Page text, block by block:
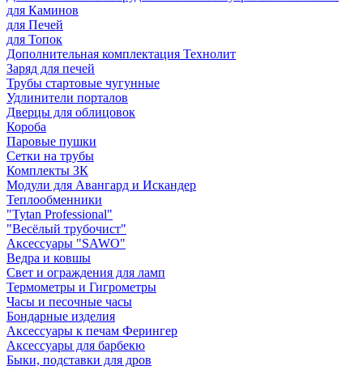
для Каминов
для Печей
для Топок
Дополнительная комплектация Технолит
Заряд для печей
Трубы стартовые чугунные
Удлинители порталов
Дверцы для облицовок
Короба
Паровые пушки
Сетки на трубы
Комплекты ЗК
Модули для Авангард и Искандер
Теплообменники
"Tytan Professional"
"Весёлый трубочист"
Аксессуары "SAWO"
Ведра и ковшы
Свет и ограждения для ламп
Термометры и Гигрометры
Часы и песочные часы
Бондарные изделия
Аксессуары к печам Ферингер
Аксессуары для барбекю
Быки, подставки для дров